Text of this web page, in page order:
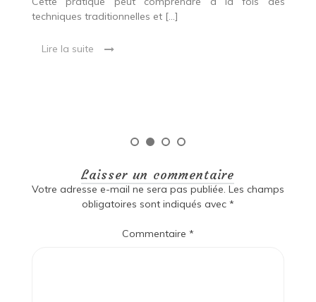
techniques traditionnelles et […]
Lire la suite
Laisser un commentaire
Votre adresse e-mail ne sera pas publiée. Les champs
obligatoires sont indiqués avec *
Commentaire *